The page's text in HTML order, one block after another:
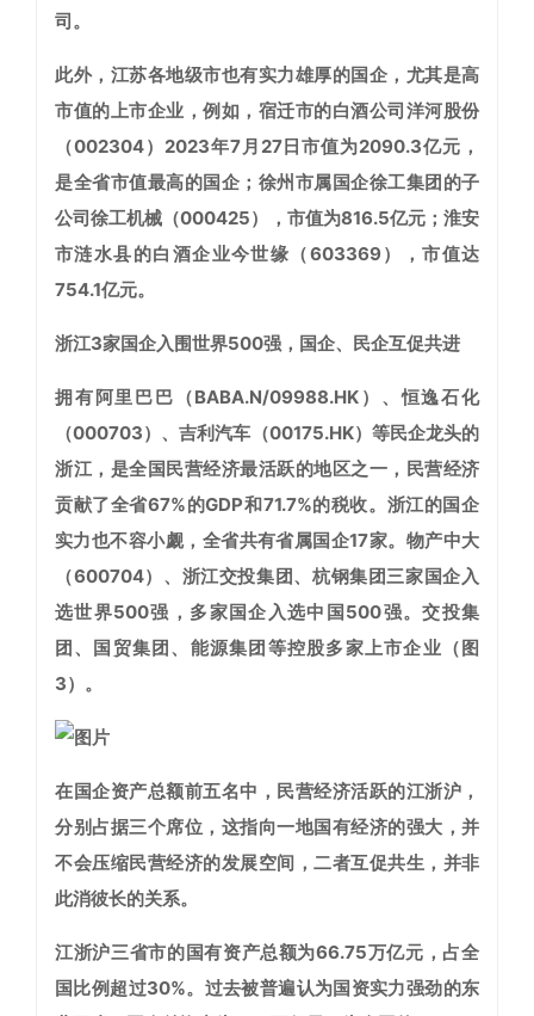
司。
此外，江苏各地级市也有实力雄厚的国企，尤其是高
市值的上市企业，例如，宿迁市的白酒公司洋河股份
（002304）2023年7月27日市值为2090.3亿元，
是全省市值最高的国企；徐州市属国企徐工集团的子
公司徐工机械（000425），市值为816.5亿元；淮安
市涟水县的白酒企业今世缘（603369），市值达
754.1亿元。
浙江3家国企入围世界500强，国企、民企互促共进
拥有阿里巴巴（BABA.N/09988.HK）、恒逸石化
（000703）、吉利汽车（00175.HK）等民企龙头的
浙江，是全国民营经济最活跃的地区之一，民营经济
贡献了全省67%的GDP和71.7%的税收。浙江的国企
实力也不容小觑，全省共有省属国企17家。物产中大
（600704）、浙江交投集团、杭钢集团三家国企入
选世界500强，多家国企入选中国500强。交投集
团、国贸集团、能源集团等控股多家上市企业（图
3）。
在国企资产总额前五名中，民营经济活跃的江浙沪，
分别占据三个席位，这指向一地国有经济的强大，并
不会压缩民营经济的发展空间，二者互促共生，并非
此消彼长的关系。
江浙沪三省市的国有资产总额为66.75万亿元，占全
国比例超过30%。过去被普遍认为国资实力强劲的东